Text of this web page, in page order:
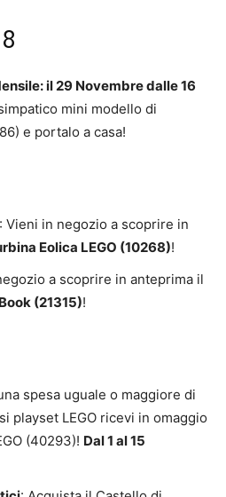
il29 Novembre dalle 16
mini modello di
e portalo a casa!
: Vieni in negozio a scoprire in
Eolica LEGO (10268)!
a scoprire in anteprima il
(21315)!
spesa uguale o maggiore di
playset LEGO ricevi in omaggio
(40293)! Dal 1 al 15